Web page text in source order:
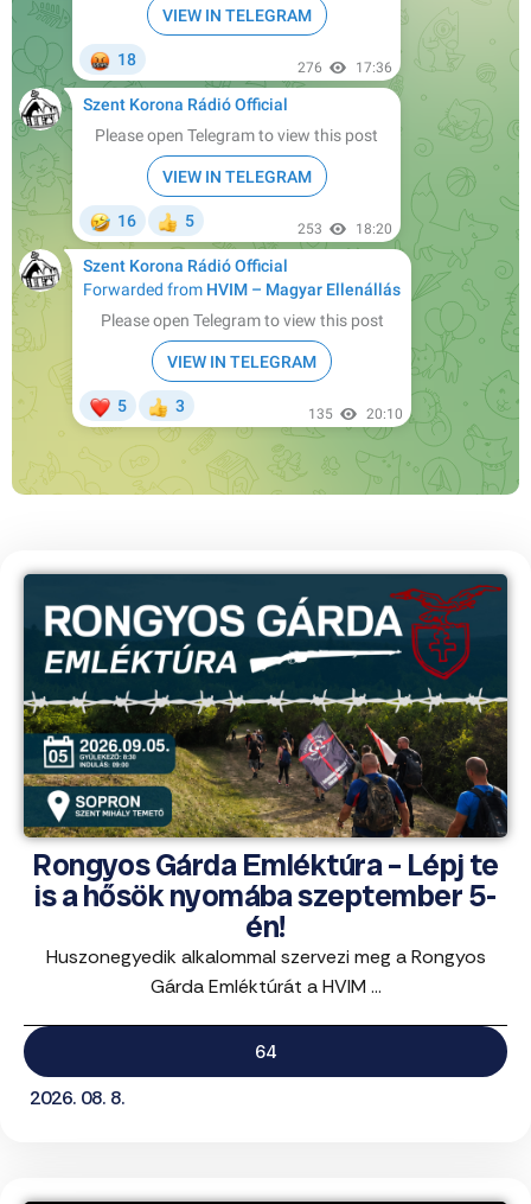
Rongyos Gárda Emléktúra – Lépj te
is a hősök nyomába szeptember 5-
én!
Huszonegyedik alkalommal szervezi meg a Rongyos
Gárda Emléktúrát a HVIM ...
64
2026. 08. 8.